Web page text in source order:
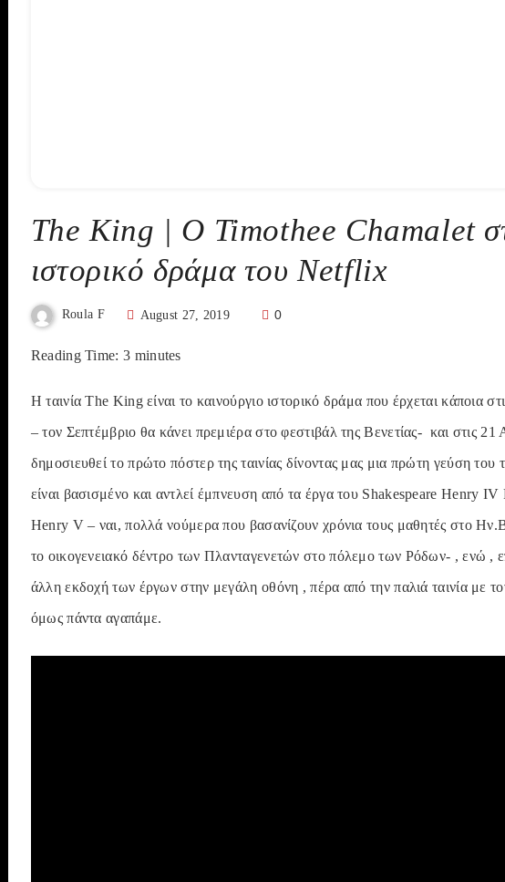
The King | Ο Timothee Chamalet
ιστορικό δράμα του Netflix
Roula F August 27, 2019 0
Reading Time: 3 minutes
Η ταινία The King είναι το καινούργιο ιστορικό δράμα που έρχεται κάποια
– τον Σεπτέμβριο θα κάνει πρεμιέρα στο φεστιβάλ της Βενετίας- και στις 21
δημοσιευθεί το πρώτο πόστερ της ταινίας δίνοντας μας μια πρώτη γεύση του
είναι βασισμένο και αντλεί έμπνευση από τα έργα του Shakespeare Henry
Henry V – ναι, πολλά νούμερα που βασανίζουν χρόνια τους μαθητές στο
το οικογενειακό δέντρο των Πλανταγενετών στο πόλεμο των Ρόδων- , ενώ ,
άλλη εκδοχή των έργων στην μεγάλη οθόνη , πέρα από την παλιά ταινία με
όμως πάντα αγαπάμε.